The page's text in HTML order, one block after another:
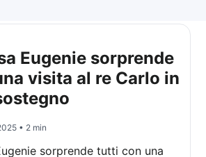
Eugenie sorprende
visita al re Carlo in
• 2 min